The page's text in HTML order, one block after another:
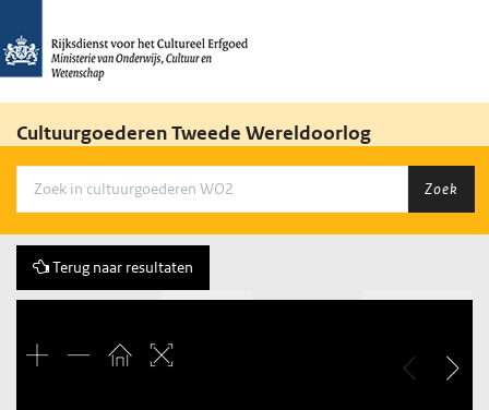
Cultuurgoederen Tweede Wereldoorlog
Zoek
Terug naar resultaten